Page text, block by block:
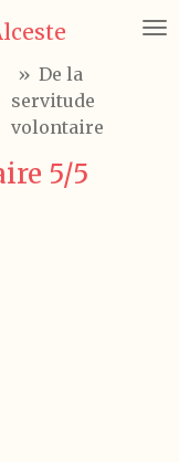
» De la
servitude
volontaire
5/5